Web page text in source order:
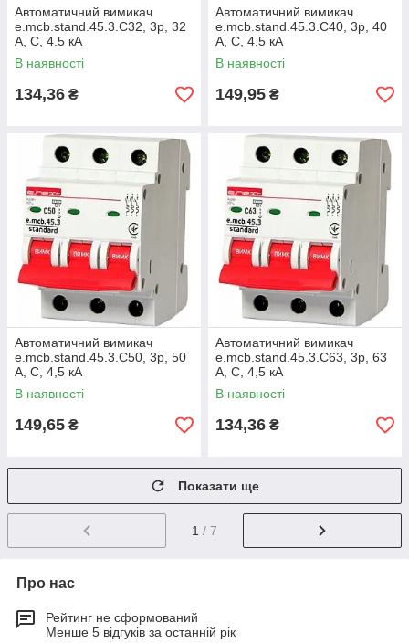
Автоматичний вимикач
e.mcb.stand.45.3.C32, 3р, 32
А, C, 4.5 кА
В наявності
134,36 ₴
Автоматичний вимикач
e.mcb.stand.45.3.C40, 3р, 40
А, C, 4,5 кА
В наявності
149,95 ₴
Автоматичний вимикач
e.mcb.stand.45.3.C50, 3р, 50
А, C, 4,5 кА
В наявності
149,65 ₴
Автоматичний вимикач
e.mcb.stand.45.3.C63, 3р, 63
А, C, 4,5 кА
В наявності
134,36 ₴
Показати ще
1 / 7
Про нас
Рейтинг не сформований
Менше 5 відгуків за останній рік